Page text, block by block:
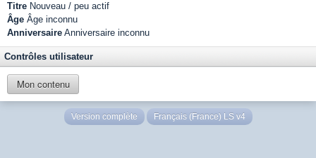
Titre Nouveau / peu actif
Âge Âge inconnu
Anniversaire Anniversaire inconnu
Contrôles utilisateur
Mon contenu
Version complète Français (France) LS v4